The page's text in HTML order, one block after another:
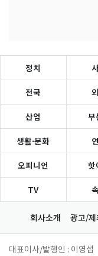
정치
전국
산업 부
생활·문화
오피니언 핫
TV
회사소개 광고/제
대표이사/발행인 : 이영섭